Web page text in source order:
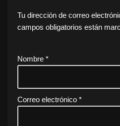
Tu dirección de correo
campos obligatorios están
Nombre *
Correo electrónico *